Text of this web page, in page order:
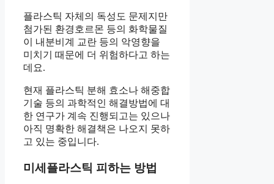
플라스틱 자체의 독성도 문제지만
첨가된 환경호르몬 등의 화학물질
이 내분비계 교란 등의 악영향을
미치기 때문에 더 위험하다고 하는
데요.
현재 플라스틱 분해 효소나 해중합
기술 등의 과학적인 해결방법에 대
한 연구가 계속 진행되고는 있으나
아직 명확한 해결책은 나오지 못하
고 있는 중입니다.
미세플라스틱 피하는 방법